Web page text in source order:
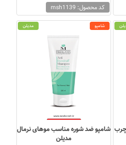
کد محصول: msh1139
شامپو مدیلن
شامپو ضد شوره مناسب موهای نرمال
مدیلن